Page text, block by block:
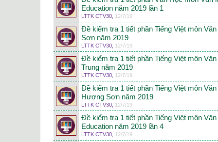
Education năm 2019 lần 1
LTTK CTV30 12/7/19
Đề kiểm tra 1 tiết phần Tiếng Việt môn
Sơn năm 2019
LTTK CTV30 12/7/19
Đề kiểm tra 1 tiết phần Tiếng Việt môn
Trung năm 2019
LTTK CTV30 12/7/19
Đề kiểm tra 1 tiết phần Tiếng Việt môn
Hương Sơn năm 2019
LTTK CTV30 12/7/19
Đề kiểm tra 1 tiết phần Tiếng Việt môn
Education năm 2019 lần 4
LTTK CTV30 12/7/19